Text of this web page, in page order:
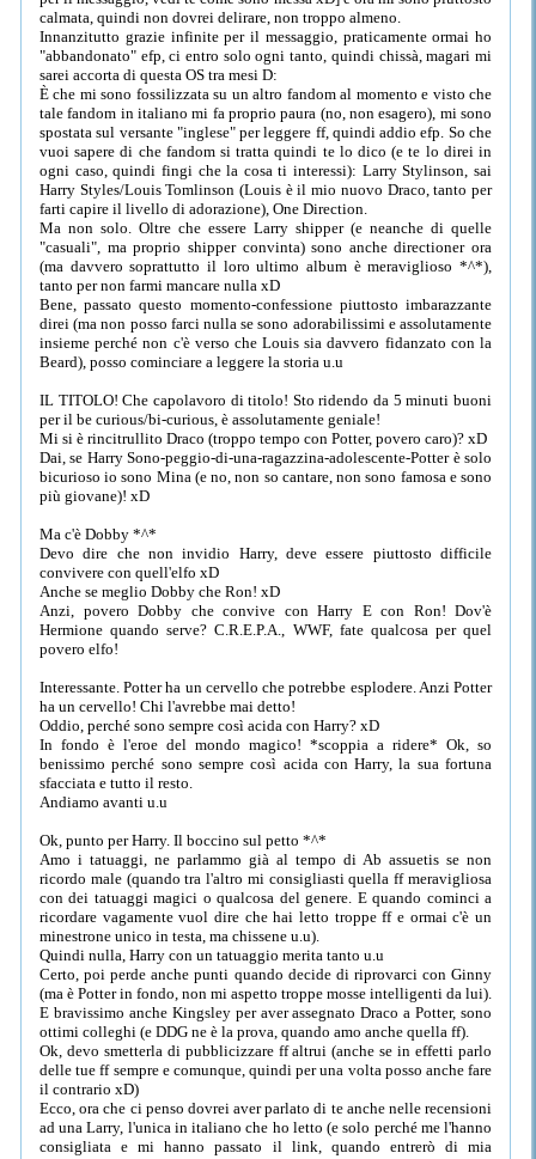
calmata, quindi non dovrei delirare, non troppo almeno.
Innanzitutto grazie infinite per il messaggio, praticamente ormai ho
"abbandonato" efp, ci entro solo ogni tanto, quindi chissà, magari mi
sarei accorta di questa OS tra mesi D:
È che mi sono fossilizzata su un altro fandom al momento e visto che
tale fandom in italiano mi fa proprio paura (no, non esagero), mi sono
spostata sul versante "inglese" per leggere ff, quindi addio efp. So che
vuoi sapere di che fandom si tratta quindi te lo dico (e te lo direi in
ogni caso, quindi fingi che la cosa ti interessi): Larry Stylinson, sai
Harry Styles/Louis Tomlinson (Louis è il mio nuovo Draco, tanto per
farti capire il livello di adorazione), One Direction.
Ma non solo. Oltre che essere Larry shipper (e neanche di quelle
"casuali", ma proprio shipper convinta) sono anche directioner ora
(ma davvero soprattutto il loro ultimo album è meraviglioso *^*),
tanto per non farmi mancare nulla xD
Bene, passato questo momento-confessione piuttosto imbarazzante
direi (ma non posso farci nulla se sono adorabilissimi e assolutamente
insieme perché non c'è verso che Louis sia davvero fidanzato con la
Beard), posso cominciare a leggere la storia u.u
IL TITOLO! Che capolavoro di titolo! Sto ridendo da 5 minuti buoni
per il be curious/bi-curious, è assolutamente geniale!
Mi si è rincitrullito Draco (troppo tempo con Potter, povero caro)? xD
Dai, se Harry Sono-peggio-di-una-ragazzina-adolescente-Potter è solo
bicurioso io sono Mina (e no, non so cantare, non sono famosa e sono
più giovane)! xD
Ma c'è Dobby *^*
Devo dire che non invidio Harry, deve essere piuttosto difficile
convivere con quell'elfo xD
Anche se meglio Dobby che Ron! xD
Anzi, povero Dobby che convive con Harry E con Ron! Dov'è
Hermione quando serve? C.R.E.P.A., WWF, fate qualcosa per quel
povero elfo!
Interessante. Potter ha un cervello che potrebbe esplodere. Anzi Potter
ha un cervello! Chi l'avrebbe mai detto!
Oddio, perché sono sempre così acida con Harry? xD
In fondo è l'eroe del mondo magico! *scoppia a ridere* Ok, so
benissimo perché sono sempre così acida con Harry, la sua fortuna
sfacciata e tutto il resto.
Andiamo avanti u.u
Ok, punto per Harry. Il boccino sul petto *^*
Amo i tatuaggi, ne parlammo già al tempo di Ab assuetis se non
ricordo male (quando tra l'altro mi consigliasti quella ff meravigliosa
con dei tatuaggi magici o qualcosa del genere. E quando cominci a
ricordare vagamente vuol dire che hai letto troppe ff e ormai c'è un
minestrone unico in testa, ma chissene u.u).
Quindi nulla, Harry con un tatuaggio merita tanto u.u
Certo, poi perde anche punti quando decide di riprovarci con Ginny
(ma è Potter in fondo, non mi aspetto troppe mosse intelligenti da lui).
E bravissimo anche Kingsley per aver assegnato Draco a Potter, sono
ottimi colleghi (e DDG ne è la prova, quando amo anche quella ff).
Ok, devo smetterla di pubblicizzare ff altrui (anche se in effetti parlo
delle tue ff sempre e comunque, quindi per una volta posso anche fare
il contrario xD)
Ecco, ora che ci penso dovrei aver parlato di te anche nelle recensioni
ad una Larry, l'unica in italiano che ho letto (e solo perché me l'hanno
consigliata e mi hanno passato il link, quando entrerò di mia